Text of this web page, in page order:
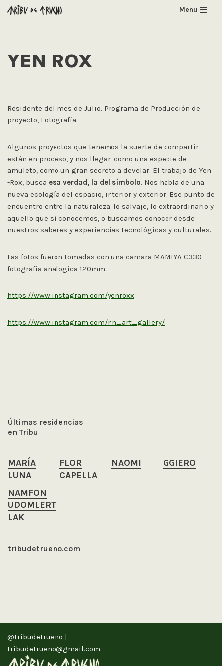
Menu
YEN ROX
Residente del mes de Julio. Programa de Producción de
proyecto, Fotografía.
Algunos proyectos que tenemos la suerte de compartir
están en proceso, y nos llegan como una especie de
amuleto, como un gran secreto a develar. El trabajo de Yen
-Rox, busca esa verdad, la del símbolo. Nos habla de una
nueva ecología del espacio, interior y exterior. Ese punto de
encuentro entre la naturaleza, lo salvaje, lo extraordinario y
aquello que sí conocemos, o buscamos conocer desde
nuestros saberes y experiencias tecnológicas y culturales.
Las fotos fueron tomadas con una camara MAMIYA C330 –
fotografia analogica 120mm.
https://www.instagram.com/yenroxx
https://www.instagram.com/nn_art_gallery/
Últimas residencias
en Tribu
MARÍA
LUNA
FLOR
CAPELLA
NAOMI GGIERO
NAMFON
UDOMLERT
LAK
tribudetrueno.com
@tribudetrueno |
tribudetrueno@gmail.com